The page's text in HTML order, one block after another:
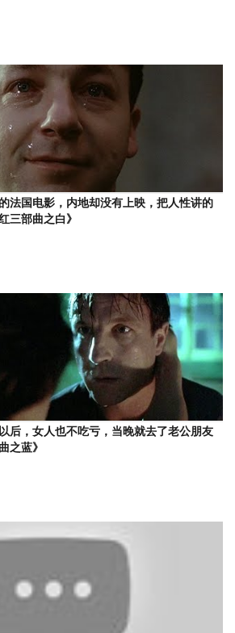
法国电影，内地却没有上映，把人性讲的
三部曲之白》
后，女人也不吃亏，当晚就去了老公朋友
之蓝》